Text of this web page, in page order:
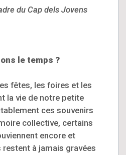
du Cap dels Jovens
le temps ?
fêtes, les foires et les
la vie de notre petite
ces souvenirs
collective, certains
encore et
restent à jamais gravées